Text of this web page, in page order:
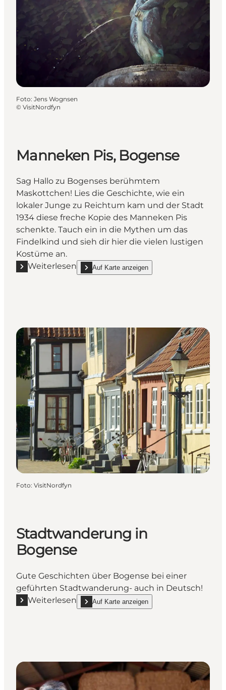
Foto: Jens Wognsen
© VisitNordfyn
Manneken Pis, Bogense
Sag Hallo zu Bogenses berühmtem
Maskottchen! Lies die Geschichte, wie ein
lokaler Junge zu Reichtum kam und der Stadt
1934 diese freche Kopie des Manneken Pis
schenkte. Tauch ein in die Mythen um das
Findelkind und sieh dir hier die vielen lustigen
Kostüme an.
Weiterlesen
Mehr erfahren "Manneken Pis, Bogense"
Auf Karte anzeigen
show Manneken Pis, Bogense on_map
Foto: VisitNordfyn
Stadtwanderung in
Bogense
Gute Geschichten über Bogense bei einer
geführten Stadtwanderung- auch in Deutsch!
Weiterlesen
Mehr erfahren "Stadtwanderung in Bogense"
Auf Karte anzeigen
show Stadtwanderung in Bogense on_map